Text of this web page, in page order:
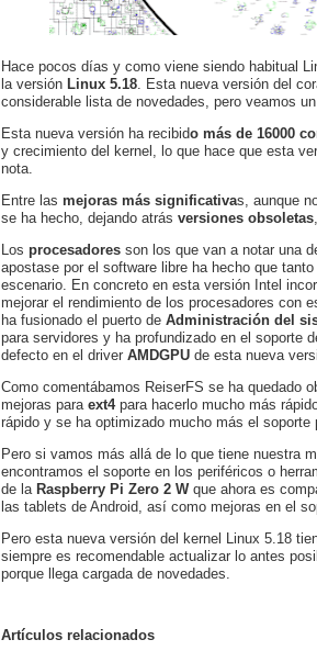
Hace pocos días y como viene siendo habitual
la versión Linux 5.18 . Esta nueva versión del
considerable lista de novedades, pero veamos
Esta nueva versión ha recibido más de 16000
y crecimiento del kernel, lo que hace que esta
nota.
Entre las mejoras más significativas, aunque
se ha hecho, dejando atrás versiones obsoletas
Los procesadores son los que van a notar una
apostase por el software libre ha hecho que
escenario. En concreto en esta versión Intel
mejorar el rendimiento de los procesadores con
ha fusionado el puerto de Administración del
para servidores y ha profundizado en el soporte
defecto en el driver AMDGPU de esta nueva
Como comentábamos ReiserFS se ha quedado
mejoras para ext4para hacerlo mucho más
rápido y se ha optimizado mucho más el soporte
Pero si vamos más allá de lo que tiene nuestra
encontramos el soporte en los periféricos o
de la Raspberry Pi Zero 2 Wque ahora es
las tablets de Android, así como mejoras en el
Pero esta nueva versión del kernel Linux 5.18
siempre es recomendable actualizar lo antes
porque llega cargada de novedades.
Artículos relacionados